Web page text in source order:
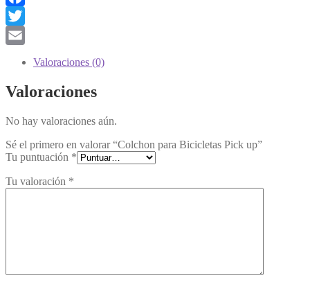
Facebook
Twitter
Valoraciones (0)
Valoraciones
No hay valoraciones aún.
Sé el primero en valorar “Colchon para Bicicletas Pick up”
Tu puntuación *
Tu valoración *